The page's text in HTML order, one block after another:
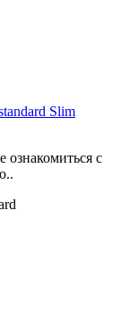
Slim
ознакомиться с